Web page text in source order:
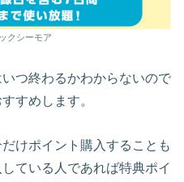
クシーモア
つ終わるかわからないので
すめします。
けポイント購入することも
ている人であれば特典ポイ